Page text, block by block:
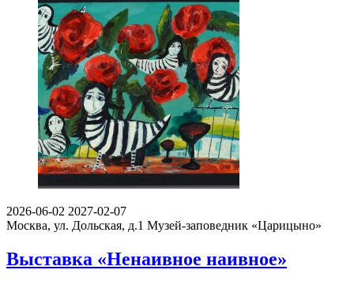
2026-06-02 2027-02-07
Москва, ул. Дольская, д.1 Музей-заповедник «Царицыно»
Выставка «Ненаивное наивное»